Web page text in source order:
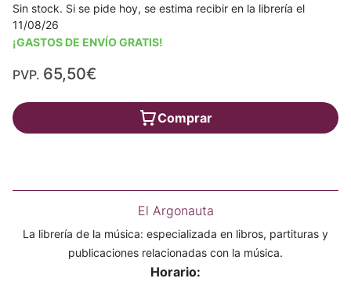
Sin stock. Si se pide hoy, se estima recibir en la librería el
11/08/26
¡GASTOS DE ENVÍO GRATIS!
PVP. 65,50€
Comprar
El Argonauta
La librería de la música: especializada en libros, partituras y
publicaciones relacionadas con la música.
Horario: